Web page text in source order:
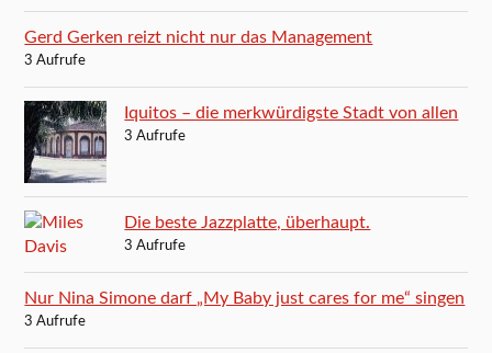
Gerd Gerken reizt nicht nur das Management
3 Aufrufe
Iquitos – die merkwürdigste Stadt von allen
3 Aufrufe
Die beste Jazzplatte, überhaupt.
3 Aufrufe
Nur Nina Simone darf „My Baby just cares for me“ singen
3 Aufrufe